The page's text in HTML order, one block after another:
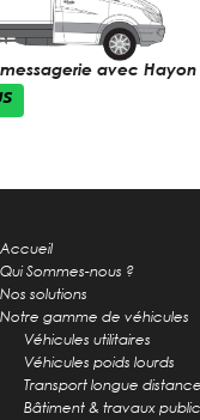
messagerie avec Hayon
Accueil
Qui Sommes-nous ?
Nos solutions
Notre gamme de véhicules
Véhicules utilitaires
Véhicules poids lourds
Transport longue
Bâtiment & travaux